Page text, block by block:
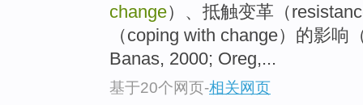
change）、抵触变革（
（coping with change）的影响
Banas, 2000; Oreg,...
基于20个网页-相关网页